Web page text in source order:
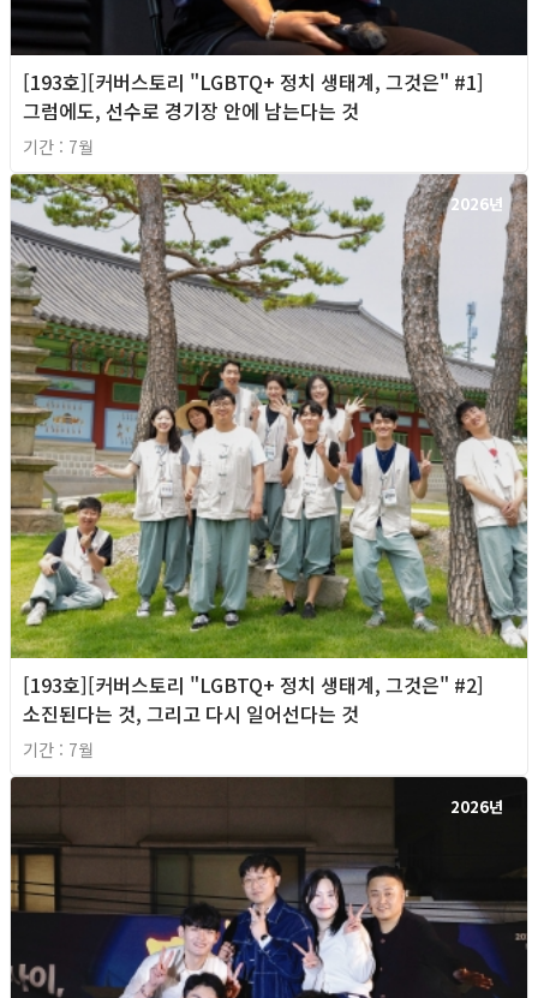
[193호][커버스토리 "LGBTQ+ 정치 생태계, 그것은" #1]
그럼에도, 선수로 경기장 안에 남는다는 것
기간 : 7월
2026년
[193호][커버스토리 "LGBTQ+ 정치 생태계, 그것은" #2]
소진된다는 것, 그리고 다시 일어선다는 것
기간 : 7월
2026년